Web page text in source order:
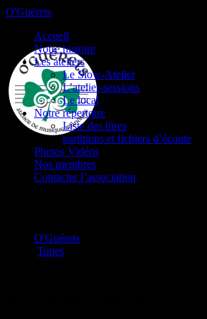
O'Guérets
Accueil
Notre histoire
Les ateliers
Le Slow-Atelier
L’atelier-sessions
Le local
Notre répertoire
Liste des titres
partitions et fichiers d’écoute
Photos Vidéos
Nos membres
Contacter l’association
O'Guérets
Tunes